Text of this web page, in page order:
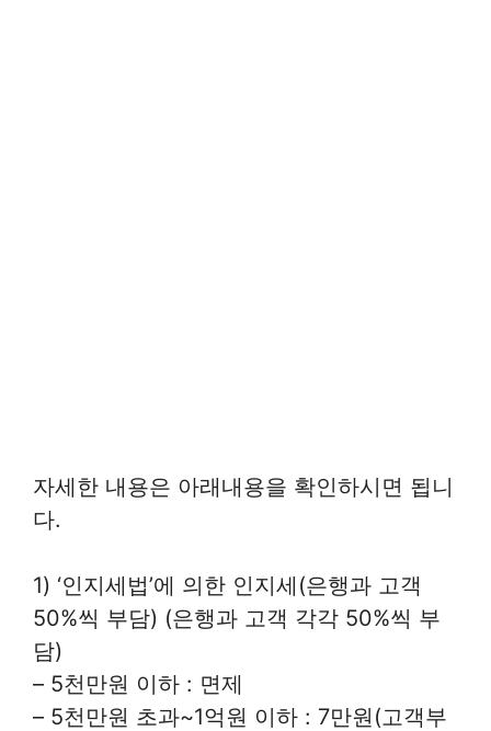
자세한 내용은 아래내용을 확인하시면 됩니
다.
1) ‘인지세법’에 의한 인지세(은행과 고객
50%씩 부담) (은행과 고객 각각 50%씩 부
담)
– 5천만원 이하 : 면제
– 5천만원 초과~1억원 이하 : 7만원(고객부